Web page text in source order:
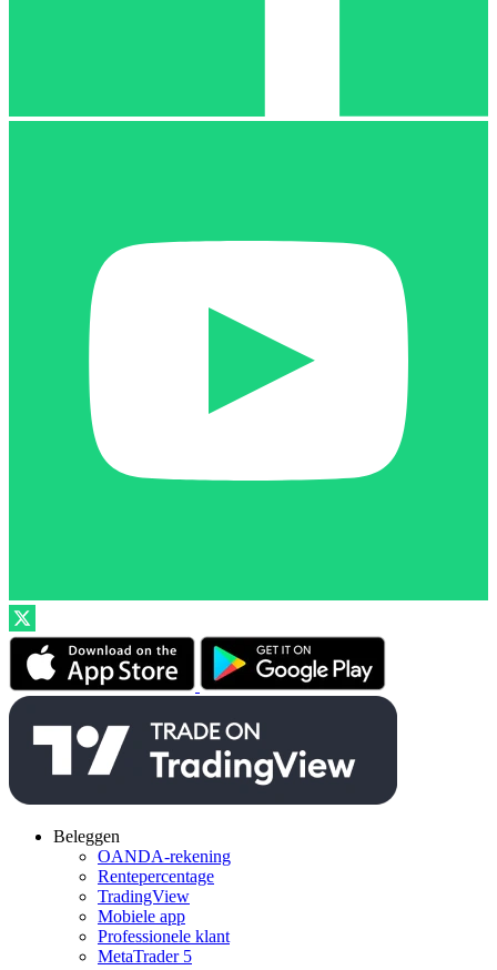
Beleggen
OANDA-rekening
Rentepercentage
TradingView
Mobiele app
Professionele klant
MetaTrader 5